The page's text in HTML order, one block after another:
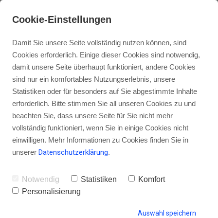
PHOA014 – Der erste Mitmach-
Podcast – Wie du deine Hörer mit
Speak Pipe zu Wort kommen
lässt
von Gordon Schönwälder
Cookie-Einstellungen
Damit Sie unsere Seite vollständig nutzen können, sind
Cookies erforderlich. Einige dieser Cookies sind notwendig,
damit unsere Seite überhaupt funktioniert, andere Cookies
sind nur ein komfortables Nutzungserlebnis, unsere
Statistiken oder für besonders auf Sie abgestimmte Inhalte
erforderlich. Bitte stimmen Sie all unseren Cookies zu und
beachten Sie, dass unsere Seite für Sie nicht mehr
vollständig funktioniert, wenn Sie in einige Cookies nicht
einwilligen. Mehr Informationen zu Cookies finden Sie in
unserer Datenschutzerklärung.
Notwendig Statistiken
Komfort
Personalisierung
Auswahl speichern